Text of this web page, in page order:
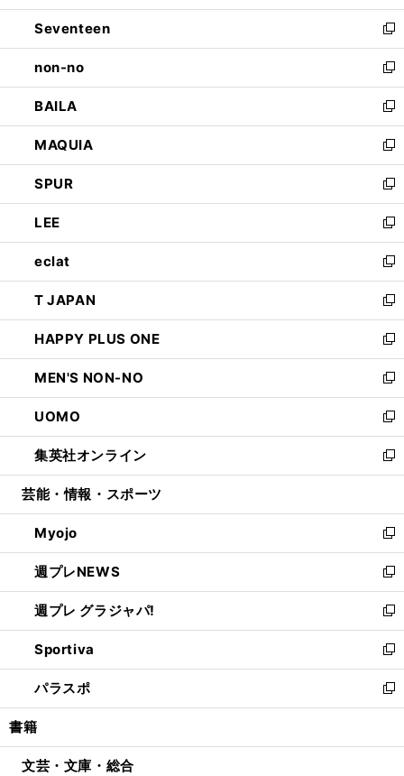
開
く
ウ
で
開
く
ン
ド
ウ
で
開
く
Seventeen
新
し
い
ウ
ィ
ン
ド
ウ
で
開
く
non-no
新
し
い
ウ
ィ
ン
ド
ウ
で
開
く
BAILA
新
し
い
ウ
ィ
ン
ド
ウ
で
開
く
MAQUIA
新
し
い
ウ
ィ
ン
ド
ウ
で
開
く
SPUR
新
し
い
ウ
ィ
ン
ド
ウ
で
開
く
LEE
新
し
い
ウ
ィ
ン
ド
ウ
で
開
く
eclat
新
し
い
ウ
ィ
ン
ド
ウ
で
開
く
T JAPAN
新
し
い
ウ
ィ
ン
ド
ウ
で
開
HAPPY PLUS ONE
新
し
い
ウ
ィ
ン
ド
ウ
開
く
MEN'S NON-NO
新
し
い
ウ
ィ
ン
ウ
で
開
く
UOMO
新
し
い
ウ
ン
ド
ウ
で
開
く
集英社オンライン
新
し
ウ
ィ
ン
ド
ウ
で
開
く
芸能・情報・スポーツ
Myojo
新
し
い
ウ
ィ
ン
ド
ウ
で
開
週プレNEWS
新
し
い
ウ
ィ
ン
ド
ウ
開
週プレ グラジャパ!
新
し
い
ウ
ィ
ン
ウ
Sportiva
新
し
い
ウ
ン
パラスポ
新
し
ウ
書籍
文芸・文庫・総合